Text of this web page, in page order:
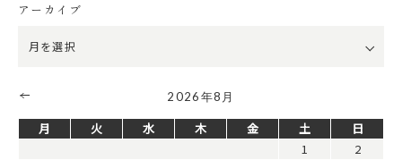
アーカイブ
2026年8月
月 火 水 木 金 土
日
1
2